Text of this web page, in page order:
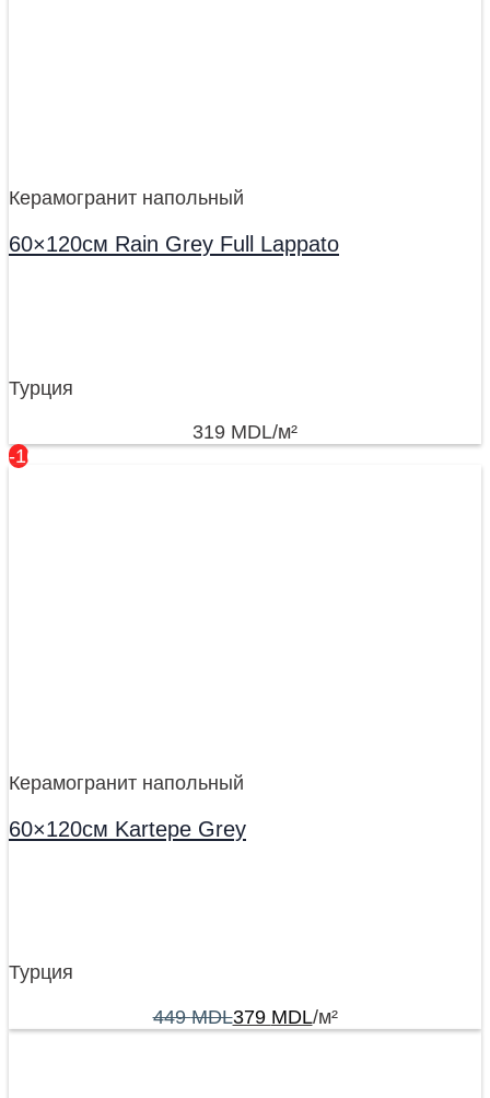
Керамогранит напольный
60×120см Rain Grey Full Lappato
Турция
319 MDL/м²
-16%
Керамогранит напольный
60×120см Kartepe Grey
Турция
449MDL379 MDL/м²